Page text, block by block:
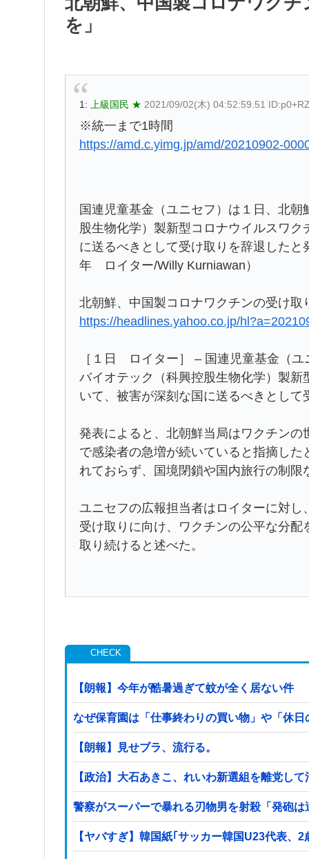
を」
1: 上級国民 ★ 2021/09/02(木) 04:52:59.51
※統一まで1時間
https://amd.c.yimg.jp/amd/20210902-
国連児童基金（ユニセフ）は１日、北
股生物化学）製新型コロナウイルスワ
に送るべきとして受け取りを辞退した
年 ロイター/Willy Kurniawan）
北朝鮮、中国製コロナワクチンの受け
https://headlines.yahoo.co.jp/
［１日 ロイター］ – 国連児童基金（
バイオテック（科興控股生物化学）製
いて、被害が深刻な国に送るべきとし
発表によると、北朝鮮当局はワクチン
で感染者の急増が続いていると指摘し
れておらず、国境閉鎖や国内旅行の制
ユニセフの広報担当者はロイターに対
受け取りに向け、ワクチンの公平な分
取り続けると述べた。
【朗報】今年が酷暑過ぎて蚊が全く居ない件
なぜ保育園は「仕事終わりの買い物」や「休
【朗報】見せブラ、流行る。
【政治】大石あきこ、れいわ新選組を離党し
警察がスーパーで暴れる刃物男を射殺「発砲は
【ヤバすぎ】韓国紙｢サッカー韓国U23代表、